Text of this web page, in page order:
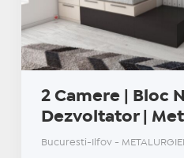
2 Camere | Bloc
Dezvoltator |
Bucuresti-Ilfov -